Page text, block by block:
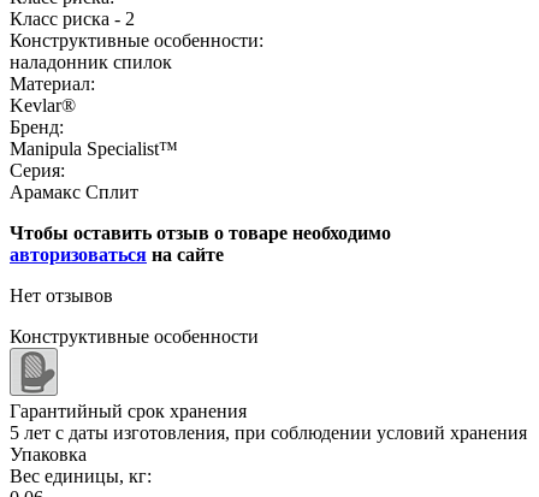
Класс риска - 2
Конструктивные особенности:
наладонник спилок
Материал:
Kevlar®
Бренд:
Manipula Specialist™
Серия:
Арамакс Сплит
Чтобы оставить отзыв о товаре необходимо
авторизоваться на сайте
Нет отзывов
Конструктивные особенности
Гарантийный срок хранения
5 лет с даты изготовления, при соблюдении условий хранения
Упаковка
Вес единицы, кг: